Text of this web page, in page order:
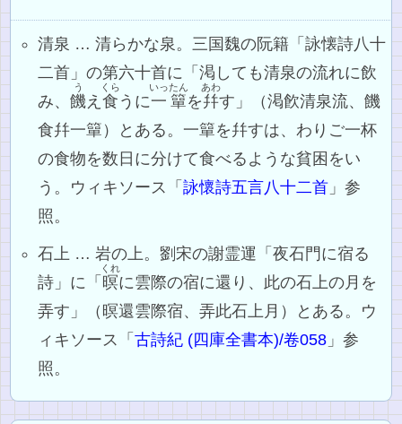
清泉 … 清らかな泉。三国魏の阮籍「詠懐詩八十
二首」の第六十首に「渇しても清泉の流れに飲
み、饑
う
え食
くら
うに一簞
いったん
を幷
あわ
す」（渇飮清泉流、饑
食幷一簞）とある。一簞を幷すは、わりご一杯
の食物を数日に分けて食べるような貧困をい
う。ウィキソース「詠懷詩五言八十二首 」参
照。
石上 … 岩の上。劉宋の謝霊運「夜石門に宿る
詩」に「 暝
くれ
に雲際の宿に還り、此の石上の月を
弄す」（暝還雲際宿、弄此石上月）とある。ウ
ィキソース「古詩紀 (四庫全書本)/卷058 」参
照。